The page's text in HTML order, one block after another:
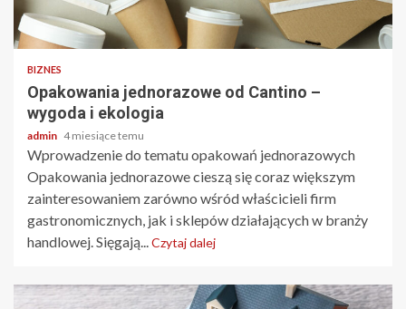
3 min odczytu
BIZNES
Opakowania jednorazowe od Cantino –
wygoda i ekologia
admin 4 miesiące temu
Wprowadzenie do tematu opakowań jednorazowych
Opakowania jednorazowe cieszą się coraz większym
zainteresowaniem zarówno wśród właścicieli firm
gastronomicznych, jak i sklepów działających w branży
handlowej. Sięgają...Czytaj dalej